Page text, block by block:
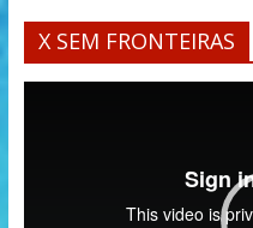
X SEM FRONTEIRAS